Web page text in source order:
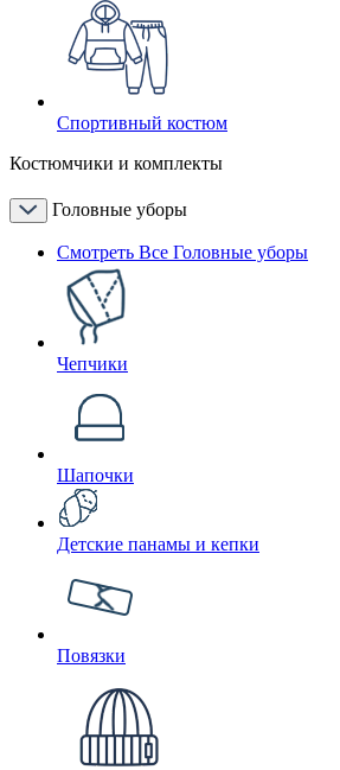
Спортивный костюм
Костюмчики и комплекты
Головные уборы
Смотреть Все Головные уборы
Чепчики
Шапочки
Детские панамы и кепки
Повязки